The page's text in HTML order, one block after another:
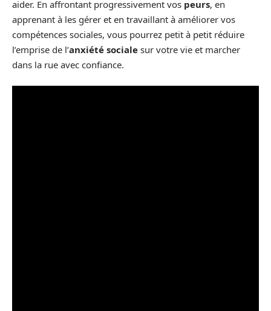
aider. En affrontant progressivement vos peurs, en
apprenant à les gérer et en travaillant à améliorer vos
compétences sociales, vous pourrez petit à petit réduire
l’emprise de l’anxiété sociale sur votre vie et marcher
dans la rue avec confiance.